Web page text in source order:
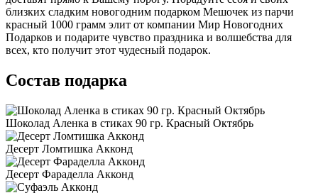
близких сладким новогодним подарком Мешочек из парчи
красный 1000 грамм элит от компании Мир Новогодних
Подарков и подарите чувство праздника и волшебства для
всех, кто получит этот чудесный подарок.
Состав подарка
Шоколад Аленка в стиках 90 гр. Красный Октябрь
Десерт Ломтишка Акконд
Десерт Фараделла Акконд